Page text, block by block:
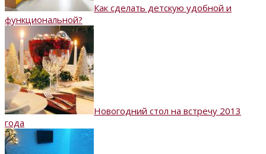
Как сделать детскую удобной и
функциональной?
Новогодний стол на встречу 2013
года